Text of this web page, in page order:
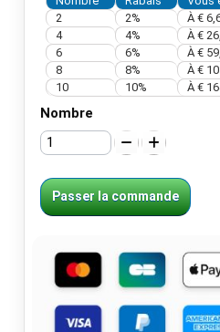
2
2% À €
4
4% À €
6
6% À €
8
8% À €
10
10% À €
Nombre
Passer la commande